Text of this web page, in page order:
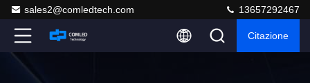
sales2@comledtech.com 13657292467
Citazione